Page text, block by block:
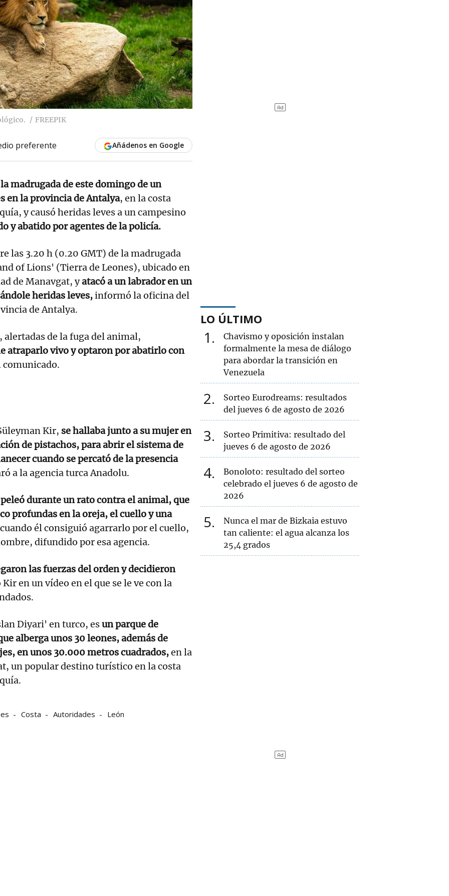
FREEPIK
preferente Añádenos en Google
madrugada de este domingo de un
en la provincia de Antalya, en la costa
y causó heridas leves a un campesino
y abatido por agentes de la policía.
las 3.20 h (0.20 GMT) de la madrugada
of Lions' (Tierra de Leones), ubicado en
de Manavgat, yatacó a un labrador en un
heridas leves,informó la oficina del
de Antalya.
alertadas de la fuga del animal,
atraparlo vivo y optaron por abatirlo con
comunicado.
Kir, se hallaba junto a su mujer en
de pistachos, para abrir el sistema de
cuando se percató de la presencia
a la agencia turca Anadolu.
peleó durante un rato contra el animal, que
profundas en la oreja, el cuello y una
él consiguió agarrarlo por el cuello,
difundido por esa agencia.
las fuerzas del orden y decidieron
Kir en un vídeo en el que se le ve con la
Diyari' en turco, esun parque de
alberga unos 30 leones, además de
en unos 30.000 metros cuadrados,en la
un popular destino turístico en la costa
Costa Autoridades León
LO ÚLTIMO
1
Chavismo y oposición instalan
formalmente la mesa de diálogo
para abordar la transición en
Venezuela
2
Sorteo Eurodreams: resultados
del jueves 6 de agosto de 2026
3
Sorteo Primitiva: resultado del
jueves 6 de agosto de 2026
4
Bonoloto: resultado del sorteo
celebrado el jueves 6 de agosto de
2026
5
Nunca el mar de Bizkaia estuvo
tan caliente: el agua alcanza los
25,4 grados